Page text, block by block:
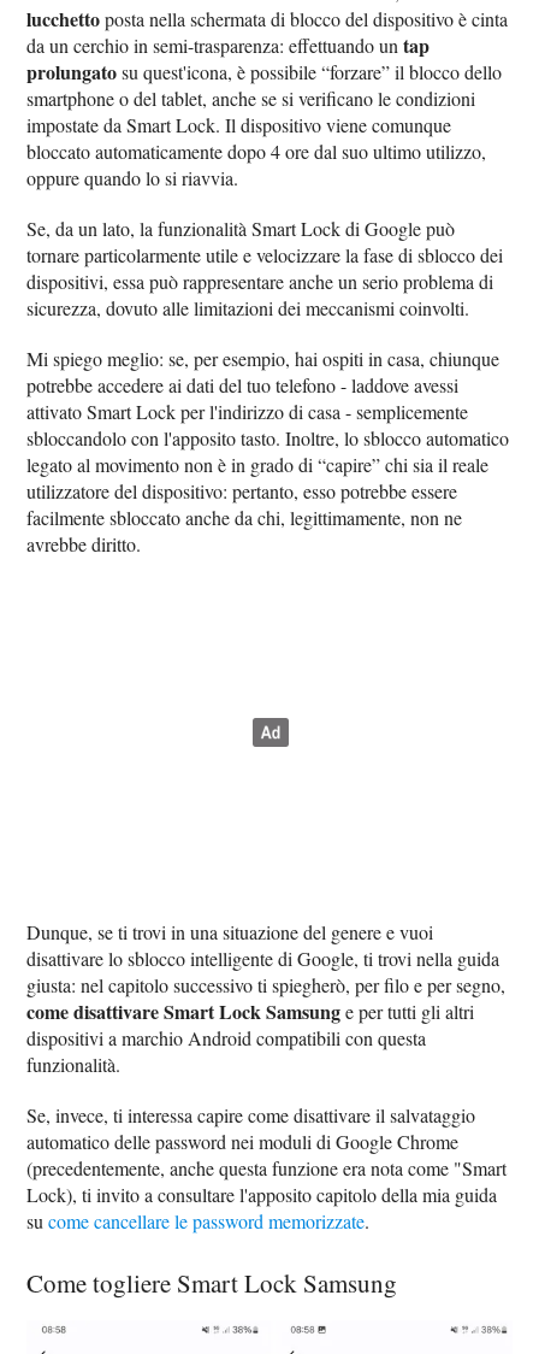
lucchettoposta nella schermata di blocco del dispositivo è cinta
da un cerchio in semi-trasparenza: effettuando untap
prolungatosu quest'icona, è possibile “forzare” il blocco dello
smartphone o del tablet, anche se si verificano le condizioni
impostate da Smart Lock. Il dispositivo viene comunque
bloccato automaticamente dopo 4 ore dal suo ultimo utilizzo,
oppure quando lo si riavvia.
Se, da un lato, la funzionalità Smart Lock di Google può
tornare particolarmente utile e velocizzare la fase di sblocco dei
dispositivi, essa può rappresentare anche un serio problema di
sicurezza, dovuto alle limitazioni dei meccanismi coinvolti.
Mi spiego meglio: se, per esempio, hai ospiti in casa, chiunque
potrebbe accedere ai dati del tuo telefono - laddove avessi
attivato Smart Lock per l'indirizzo di casa - semplicemente
sbloccandolo con l'apposito tasto. Inoltre, lo sblocco automatico
legato al movimento non è in grado di “capire” chi sia il reale
utilizzatore del dispositivo: pertanto, esso potrebbe essere
facilmente sbloccato anche da chi, legittimamente, non ne
avrebbe diritto.
Dunque, se ti trovi in una situazione del genere e vuoi
disattivare lo sblocco intelligente di Google, ti trovi nella guida
giusta: nel capitolo successivo ti spiegherò, per filo e per segno,
come disattivare Smart Lock Samsunge per tutti gli altri
dispositivi a marchio Android compatibili con questa
funzionalità.
Se, invece, ti interessa capire come disattivare il salvataggio
automatico delle password nei moduli di Google Chrome
(precedentemente, anche questa funzione era nota come "Smart
Lock), ti invito a consultare l'apposito capitolo della mia guida
sucome cancellare le password memorizzate.
Come togliere Smart Lock Samsung